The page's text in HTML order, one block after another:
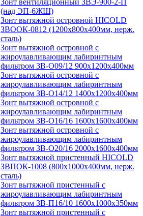
Зонт вентиляционный ЗВЭ-900-2-П
(над ЭП-6ЖШ)
Зонт вытяжной островной HICOLD
ЗВООК-0812 (1200х800x400мм, нерж.
сталь)
Зонт вытяжной островной с
жироулавливающим лабиринтным
фильтром ЗВ-О09/12 900х1200х400мм
Зонт вытяжной островной с
жироулавливающим лабиринтным
фильтром ЗВ-О14/12 1400х1200х400мм
Зонт вытяжной островной с
жироулавливающим лабиринтным
фильтром ЗВ-О16/16 1600х1600х400мм
Зонт вытяжной островной с
жироулавливающим лабиринтным
фильтром ЗВ-О20/16 2000х1600х400мм
Зонт вытяжной пристенный HICOLD
ЗВПОК-1008 (800х1000х400мм, нерж.
сталь)
Зонт вытяжной пристенный с
жироулавливающим лабиринтным
фильтром ЗВ-П16/10 1600х1000х350мм
Зонт вытяжной пристенный с